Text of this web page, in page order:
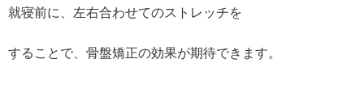
就寝前に、左右合わせてのストレッチを
することで、骨盤矯正の効果が期待できます。